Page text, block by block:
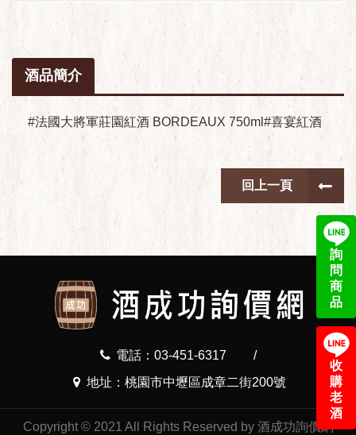
詢
問
商
品
收
購
老
酒
酒品簡介
#法國大將軍莊園紅酒 BORDEAUX 750ml#喜宴紅酒
回上一頁
電話：03-451-6317
/
地址：桃園市中壢區成章二街200號
Copyright © 2021 All Rights Reserved by 酒成功詢價網